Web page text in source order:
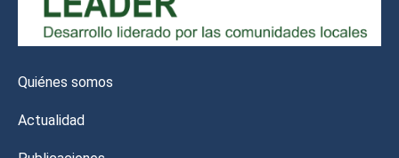
Quiénes somos
Actualidad